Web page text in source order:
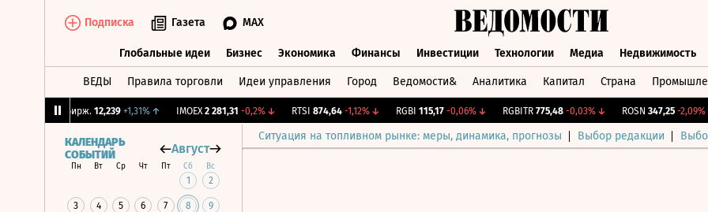
Подписка Газета MAX
Глобальные идеи Бизнес Экономика Финансы Инвестиции Технологии Медиа Недвижимость
ВЕДЫ Правила торговли Идеи управления Город Ведомости& Аналитика Капитал Страна
CNY Бирж. 12,239 +1,31%↑ IMOEX 2 281,31 -0,2%↓ RTSI 874,64 -1,12%↓ RGBI 115,17 -0,06%↓ RGBITR 775,48 -0,03%↓ ROSN 347,25 -2,09%
Ситуация на топливном рынке: меры, динамика, прогнозы Выбор редакции
КАЛЕНДАРЬ
СОБЫТИЙ
Август
Пн Вт Ср Чт Пт Сб Вс
1 2
3 4 5 6 7 8 9